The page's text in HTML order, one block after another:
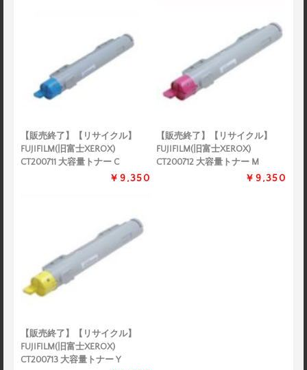
【販売終了】【リサイクル】
FUJIFILM(旧富士XEROX)
CT200711 大容量トナー C
￥9,350
【販売終了】【リサイクル】
FUJIFILM(旧富士XEROX)
CT200712 大容量トナー M
￥9,350
【販売終了】【リサイクル】
FUJIFILM(旧富士XEROX)
CT200713 大容量トナー Y